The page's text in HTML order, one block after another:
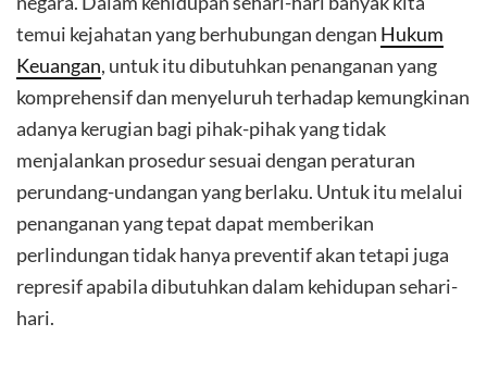
temui kejahatan yang berhubungan dengan Hukum
Keuangan, untuk itu dibutuhkan penanganan yang
komprehensif dan menyeluruh terhadap kemungkinan
adanya kerugian bagi pihak-pihak yang tidak
menjalankan prosedur sesuai dengan peraturan
perundang-undangan yang berlaku. Untuk itu melalui
penanganan yang tepat dapat memberikan
perlindungan tidak hanya preventif akan tetapi juga
represif apabila dibutuhkan dalam kehidupan sehari-
hari.